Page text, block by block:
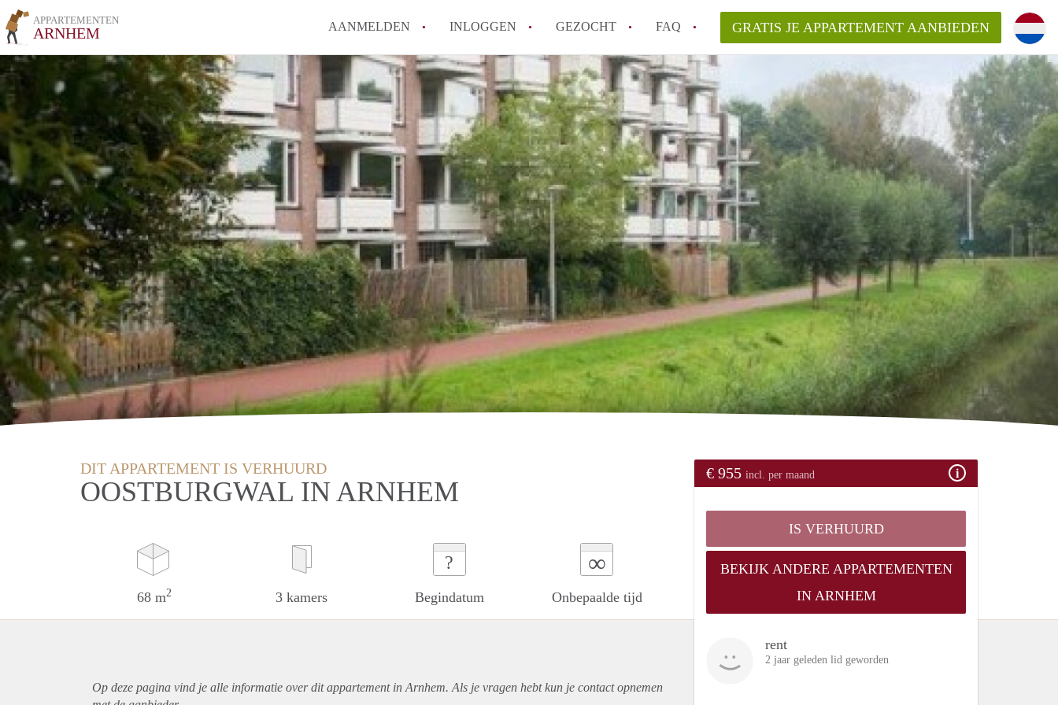
APPARTEMENTEN
ARNHEM AANMELDEN INLOGGEN GEZOCHT FAQ
How to translate AppartementenArnhem!
Wat is AppartementenArnhem?
Hoeveel kost het om te reageren op een Appartement in Arnhem?
Wat is de privacyverklaring van AppartementenArnhem?
Berekent AppartementenArnhem
makelaarsvergoeding/bemiddelingsvergoeding?
Alle veelgestelde vragen
GRATIS JE APPARTEMENT AANBIEDEN
DIT APPARTEMENT IS VERHUURD
OOSTBURGWAL IN ARNHEM
68 m2 3 kamers
?
Begindatum
∞
Onbepaalde tijd
€ 955 incl. per maand
IS VERHUURD
BEKIJK ANDERE APPARTEMENTEN
IN ARNHEM
rent
2 jaar geleden lid geworden
Op deze pagina vind je alle informatie over ditappartementin Arnhem. Als je vragen hebt kun je contact opnemen